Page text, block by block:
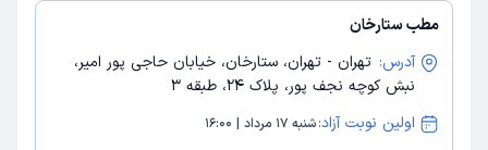
مطب ستارخان
آدرس: تهران - تهران، ستارخان، خیابان حاجی پور امیر،
نبش کوچه نجف پور، پلاک 24، طبقه 3
اولین نوبت آزاد:شنبه 17 مرداد | 16:00